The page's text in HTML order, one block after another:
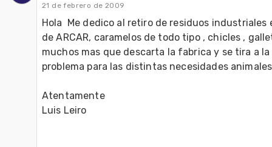
21 de febrero de 2009
Hola  Me dedico al retiro de residuos
de ARCAR, caramelos de todo tipo , chicles ,
muchos mas que descarta la fabrica y se tira a
problema para las distintas necesidades
Atentamente
Luis Leiro